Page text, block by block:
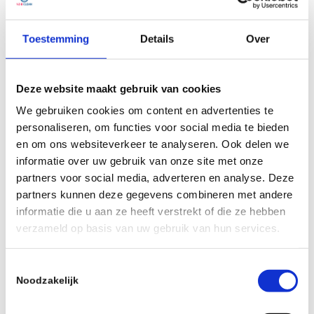
Toestemming Details Over
Deze website maakt gebruik van cookies
We gebruiken cookies om content en advertenties te
personaliseren, om functies voor social media te bieden
en om ons websiteverkeer te analyseren. Ook delen we
informatie over uw gebruik van onze site met onze
partners voor social media, adverteren en analyse. Deze
partners kunnen deze gegevens combineren met andere
informatie die u aan ze heeft verstrekt of die ze hebben
verzameld op basis van uw gebruik van hun services.
Noodzakelijk
Graffiti laten verwijderen in
Eindhoven? Wij helpen je
graag
In Eindhoven en omgeving graffiti op professionele
wijze laten verwijderen? Wij komen graag met je in
contact